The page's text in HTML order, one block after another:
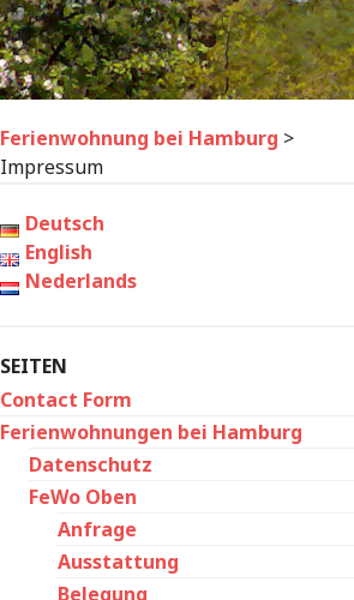
Ferienwohnung bei Hamburg >
Impressum
Deutsch
English
Nederlands
SEITEN
Contact Form
Ferienwohnungen bei Hamburg
Datenschutz
FeWo Oben
Anfrage
Ausstattung
Belegung